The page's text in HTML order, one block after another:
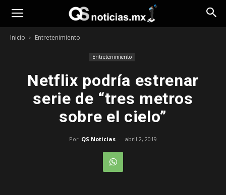
Inicio Entretenimiento
Entretenimiento
Netflix podría estrenar
serie de “tres metros
sobre el cielo”
Por QS Noticias - abril 2, 2019